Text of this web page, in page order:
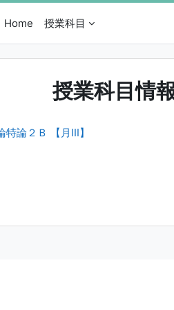
る
Home
授業科目
授業科目情
論２Ｂ 【月III】